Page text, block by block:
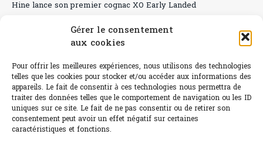
Gérer le consentement
aux cookies
Pour offrir les meilleures expériences, nous utilisons des technologies
telles que les cookies pour stocker et/ou accéder aux informations des
appareils. Le fait de consentir à ces technologies nous permettra de
traiter des données telles que le comportement de navigation ou les ID
uniques sur ce site. Le fait de ne pas consentir ou de retirer son
consentement peut avoir un effet négatif sur certaines
caractéristiques et fonctions.
Hine lance son premier cognac XO Early Landed
Canicule : A quand le CHR à « l’heure espagnole » ?
Sélection de rosés 2026
L'abus d'alcool est dangereux pour la santé.